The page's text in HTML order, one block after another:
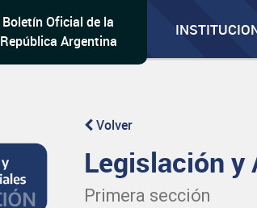
Boletín Oficial de la
República Argentina
Volver
Legislación y
Primera sección